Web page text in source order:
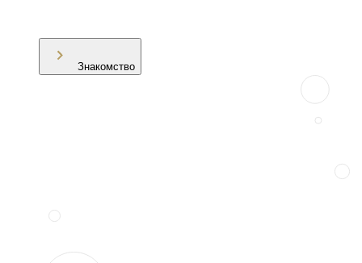
Знакомство